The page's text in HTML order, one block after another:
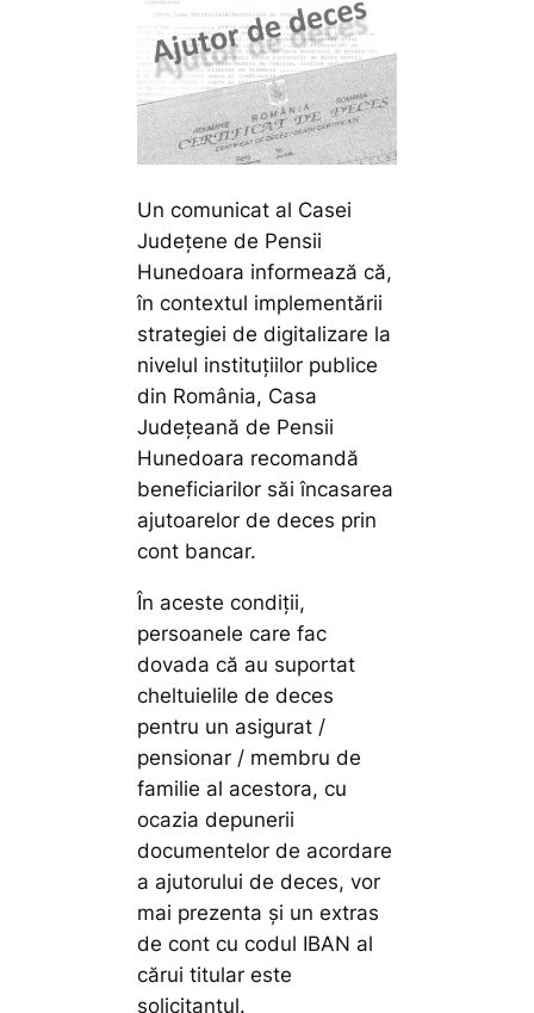
Un comunicat al Casei
Județene de Pensii
Hunedoara informează că,
în contextul implementării
strategiei de digitalizare la
nivelul instituțiilor publice
din România, Casa
Județeană de Pensii
Hunedoara recomandă
beneficiarilor săi încasarea
ajutoarelor de deces prin
cont bancar.
În aceste condiții,
persoanele care fac
dovada că au suportat
cheltuielile de deces
pentru un asigurat /
pensionar / membru de
familie al acestora, cu
ocazia depunerii
documentelor de acordare
a ajutorului de deces, vor
mai prezenta și un extras
de cont cu codul IBAN al
cărui titular este
solicitantul.